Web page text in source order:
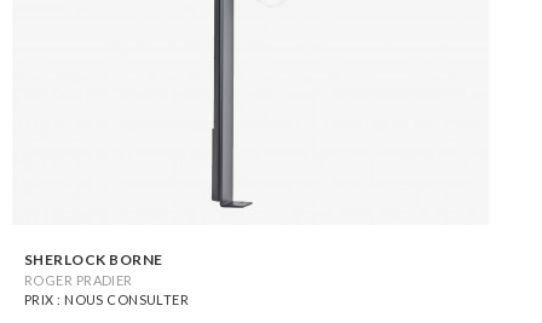
SHERLOCK BORNE
ROGER PRADIER
PRIX : NOUS CONSULTER